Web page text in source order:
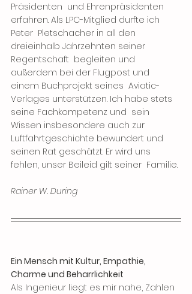
Präsidenten  und Ehrenpräsidenten
erfahren. Als LPC-Mitglied durfte ich
Peter  Pletschacher in all den
dreieinhalb Jahrzehnten seiner
Regentschaft  begleiten und
außerdem bei der Flugpost und
einem Buchprojekt seines  Aviatic-
Verlages unterstützen. Ich habe stets
seine Fachkompetenz und  sein
Wissen insbesondere auch zur
Luftfahrtgeschichte bewundert und
seinen Rat geschätzt. Er wird uns
fehlen, unser Beileid gilt seiner  Familie.
Rainer W. During
Ein Mensch mit Kultur, Empathie,
Charme und Beharrlichkeit
Als Ingenieur liegt es mir nahe, Zahlen